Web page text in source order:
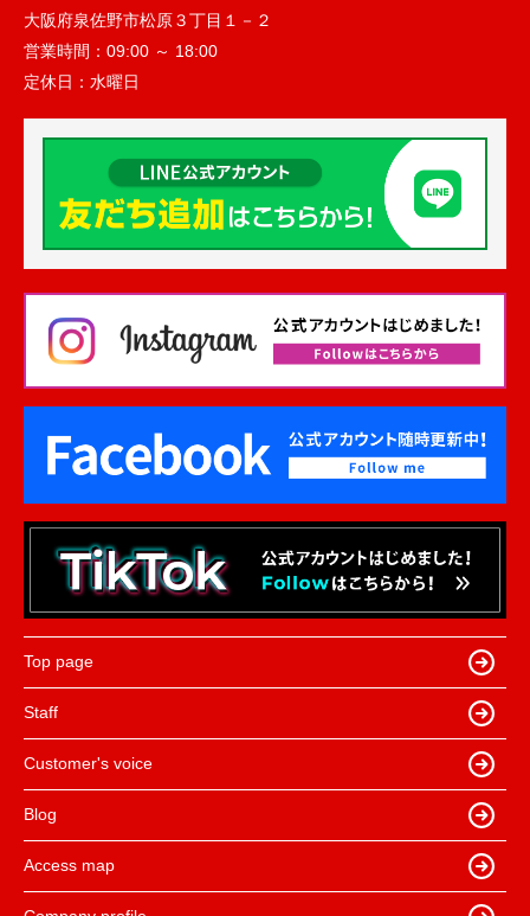
大阪府泉佐野市松原３丁目１－２
営業時間： 09:00 ～ 18:00
定休日： 水曜日
Top page
Staff
Customer's voice
Blog
Access map